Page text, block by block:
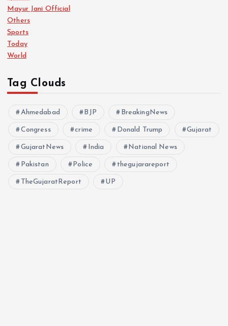
Mayur Jani Official
Others
Sports
Today
World
Tag Clouds
Ahmedabad BJP BreakingNews
Congress crime Donald Trump Gujarat
GujaratNews India National News
Pakistan Police thegujarareport
TheGujaratReport UP